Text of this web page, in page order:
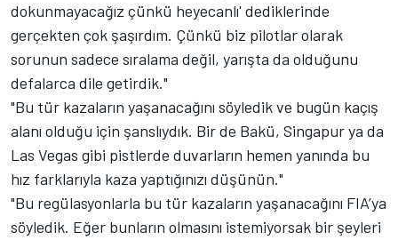
dokunmayacağız çünkü heyecanlı' dediklerinde
gerçekten çok şaşırdım. Çünkü biz pilotlar olarak
sorunun sadece sıralama değil, yarışta da olduğunu
defalarca dile getirdik."
"Bu tür kazaların yaşanacağını söyledik ve bugün kaçış
alanı olduğu için şanslıydık. Bir de Bakü, Singapur ya da
Las Vegas gibi pistlerde duvarların hemen yanında bu
hız farklarıyla kaza yaptığınızı düşünün."
"Bu regülasyonlarla bu tür kazaların yaşanacağını FIA’ya
söyledik. Eğer bunların olmasını istemiyorsak bir şeyleri